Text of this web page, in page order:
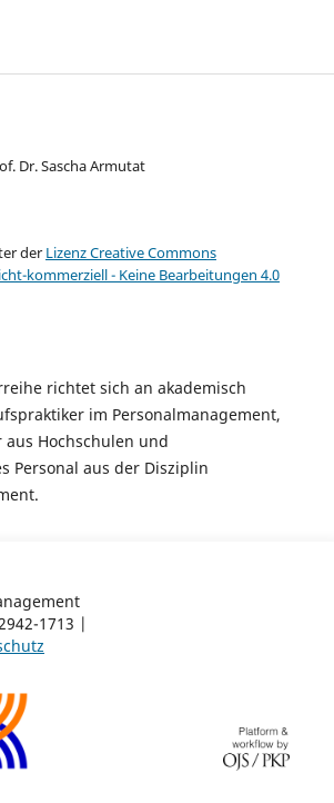
Dr. Sascha Armutat
der Lizenz Creative Commons
kommerziell - Keine Bearbeitungen 4.0
richtet sich an akademisch
im Personalmanagement,
aus Hochschulen und
Personal aus der Disziplin
1713 |